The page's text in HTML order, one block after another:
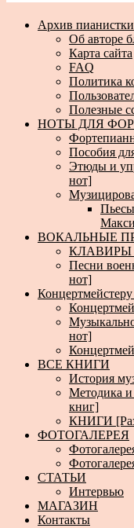
Архив пианистки
Об авторе
Карта сайта
FAQ
Политика
Полезные
НОТЫ ДЛЯ
Пособия
Этюды и
нот]
ВОКАЛЬНЫЕ
КЛАВИРЫ
Песни
нот]
нот]
ВСЕ КНИГИ
История
Методика и
книг]
КНИГИ
ФОТОГАЛЕРЕЯ
СТАТЬИ
Интервью
МАГАЗИН
Контакты